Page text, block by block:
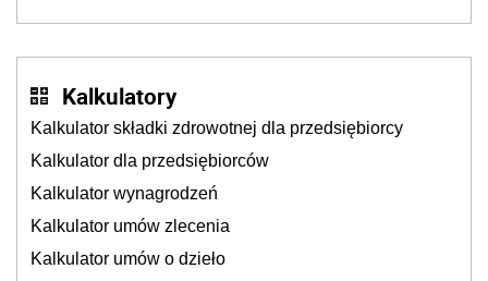
Kalkulatory
Kalkulator składki zdrowotnej dla przedsiębiorcy
Kalkulator dla przedsiębiorców
Kalkulator wynagrodzeń
Kalkulator umów zlecenia
Kalkulator umów o dzieło